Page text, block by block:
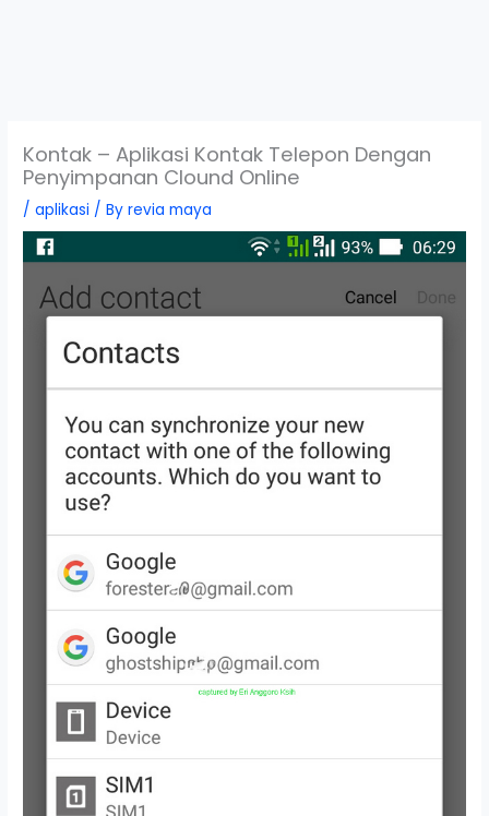
Kontak – Aplikasi Kontak Telepon Dengan
Penyimpanan Clound Online
/aplikasi / Byrevia maya